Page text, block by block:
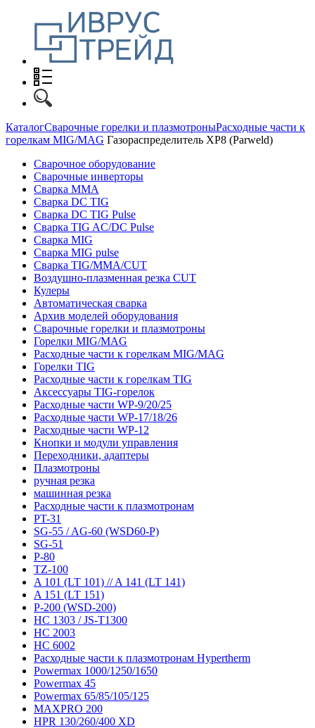
КаталогСварочные горелки и плазмотроныРасходные части к
горелкам MIG/MAG Газораспределитель XP8 (Parweld)
Сварочное оборудование
Сварочные инверторы
Сварка MMA
Сварка DC TIG
Сварка DC TIG Pulse
Сварка TIG AC/DC Pulse
Сварка MIG
Сварка MIG pulse
Сварка TIG/MMA/CUT
Воздушно-плазменная резка CUT
Кулеры
Автоматическая сварка
Архив моделей оборудования
Сварочные горелки и плазмотроны
Горелки MIG/MAG
Расходные части к горелкам MIG/MAG
Горелки TIG
Расходные части к горелкам TIG
Аксессуары TIG-горелок
Расходные части WP-9/20/25
Расходные части WP-17/18/26
Расходные части WP-12
Кнопки и модули управления
Переходники, адаптеры
Плазмотроны
ручная резка
машинная резка
Расходные части к плазмотронам
PT-31
SG-55 / AG-60 (WSD60-P)
SG-51
P-80
TZ-100
A 101 (LT 101) // A 141 (LT 141)
A 151 (LT 151)
P-200 (WSD-200)
HC 1303 / JS-T1300
HC 2003
HC 6002
Расходные части к плазмотронам Hypertherm
Powermax 1000/1250/1650
Powermax 45
Powermax 65/85/105/125
MAXPRO 200
HPR 130/260/400 XD